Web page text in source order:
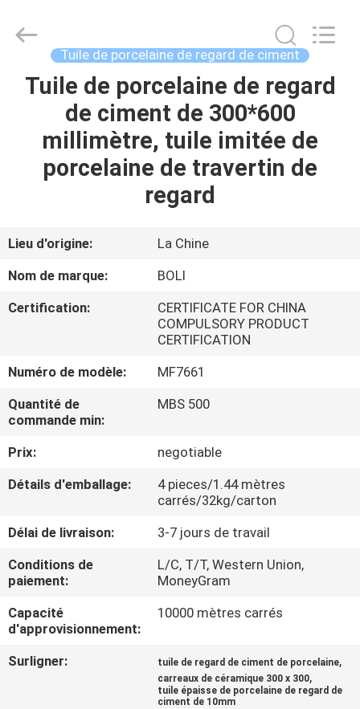
MAISON
VIDÉOS
PROPOS
NOUS
VISITE
DE
L'USINE
CONTRÔLE
DE
LA
QUALITÉ
NOUS
CERAMICS
Reserved.
Tuile de porcelaine de regard de ciment
Tuile de porcelaine de regard
de ciment de 300*600
millimètre, tuile imitée de
porcelaine de travertin de
regard
Lieu d'origine:
La Chine
Nom de marque:
BOLI
Certification:
CERTIFICATE FOR CHINA
COMPULSORY PRODUCT
CERTIFICATION
Numéro de modèle:
MF7661
Quantité de
commande min:
MBS 500
Prix:
negotiable
Détails d'emballage:
4 pieces/1.44 mètres
carrés/32kg/carton
Délai de livraison:
3-7 jours de travail
Conditions de
paiement:
L/C, T/T, Western Union,
MoneyGram
Capacité
d'approvisionnement:
10000 mètres carrés
Surligner: tuile de regard de ciment de porcelaine,
carreaux de céramique 300 x 300,
tuile épaisse de porcelaine de regard de
ciment de 10mm